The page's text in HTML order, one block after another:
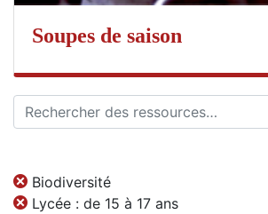
Soupes de saison
Biodiversité
Lycée : de 15 à 17 ans